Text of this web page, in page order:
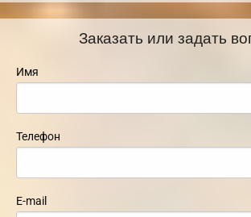
Заказать или задать
Имя
Телефон
E-mail